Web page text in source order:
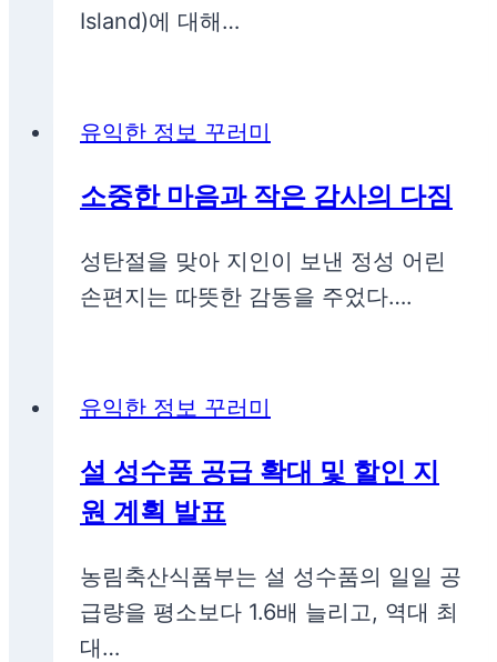
Island)에 대해…
유익한 정보 꾸러미
소중한 마음과 작은 감사의 다짐
성탄절을 맞아 지인이 보낸 정성 어린
손편지는 따뜻한 감동을 주었다….
유익한 정보 꾸러미
설 성수품 공급 확대 및 할인 지
원 계획 발표
농림축산식품부는 설 성수품의 일일 공
급량을 평소보다 1.6배 늘리고, 역대 최
대…